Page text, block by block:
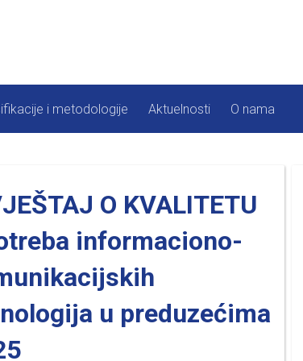
i metodologije Aktuelnosti O nama
O KVALITETU
informaciono-
u preduzećima